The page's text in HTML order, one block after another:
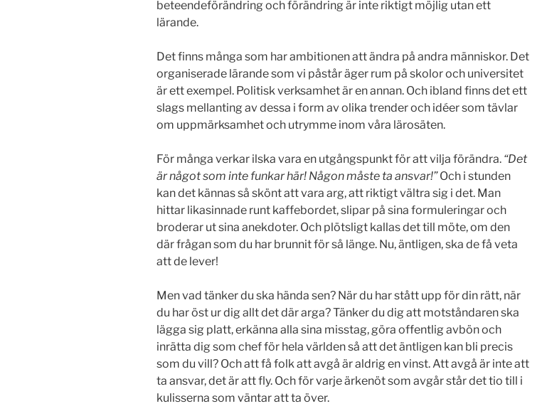
beteendeförändring och förändring är inte riktigt möjlig utan ett
lärande.
Det finns många som har ambitionen att ändra på andra människor. Det
organiserade lärande som vi påstår äger rum på skolor och universitet
är ett exempel. Politisk verksamhet är en annan. Och ibland finns det ett
slags mellanting av dessa i form av olika trender och idéer som tävlar
om uppmärksamhet och utrymme inom våra lärosäten.
För många verkar ilska vara en utgångspunkt för att vilja förändra. “Det
är något som inte funkar här! Någon måste ta ansvar!”Och i stunden
kan det kännas så skönt att vara arg, att riktigt vältra sig i det. Man
hittar likasinnade runt kaffebordet, slipar på sina formuleringar och
broderar ut sina anekdoter. Och plötsligt kallas det till möte, om den
där frågan som du har brunnit för så länge. Nu, äntligen, ska de få veta
att de lever!
Men vad tänker du ska hända sen? När du har stått upp för din rätt, när
du har öst ur dig allt det där arga? Tänker du dig att motståndaren ska
lägga sig platt, erkänna alla sina misstag, göra offentlig avbön och
inrätta dig som chef för hela världen så att det äntligen kan bli precis
som du vill? Och att få folk att avgå är aldrig en vinst. Att avgå är inte att
ta ansvar, det är att fly. Och för varje ärkenöt som avgår står det tio till i
kulisserna som väntar att ta över.